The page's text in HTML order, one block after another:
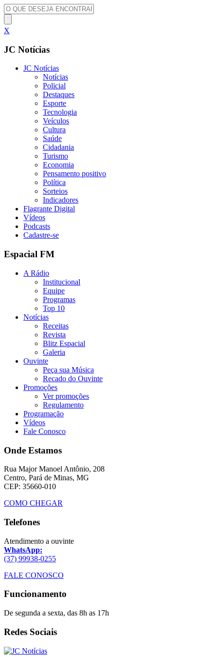
X
JC Notícias
JC Notícias
Notícias
Policial
Destaques
Esporte
Tecnologia
Veículos
Cultura
Saúde
Cidadania
Turismo
Economia
Pensamento positivo
Política
Sorteios
Indicadores
Flagrante Digital
Vídeos
Podcasts
Cadastre-se
Espacial FM
A Rádio
Institucional
Equipe
Programas
Top 10
Notícias
Receitas
Revista
Blitz Espacial
Galeria
Ouvinte
Peça sua Música
Recado do Ouvinte
Promoções
Ver promoções
Regulamento
Programação
Vídeos
Fale Conosco
Onde Estamos
Rua Major Manoel Antônio, 208
Centro, Pará de Minas, MG
CEP: 35660-010
COMO CHEGAR
Telefones
Atendimento a ouvinte
WhatsApp:
(37) 99938-0255
FALE CONOSCO
Funcionamento
De segunda a sexta, das 8h as 17h
Redes Sociais